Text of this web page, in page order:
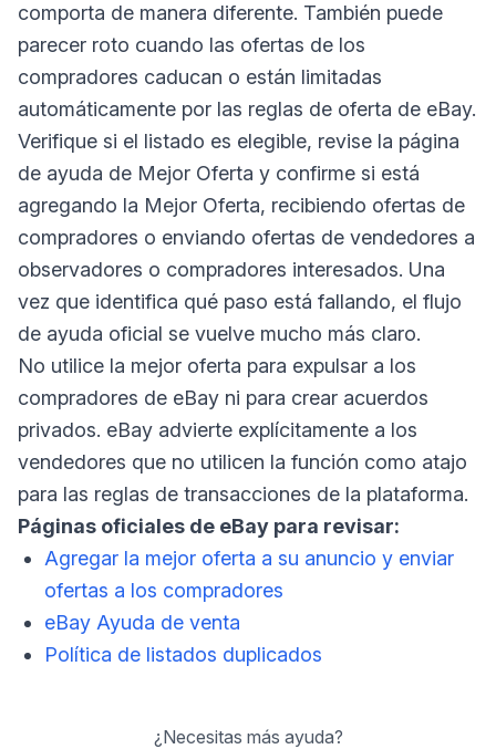
comporta de manera diferente. También puede
parecer roto cuando las ofertas de los
compradores caducan o están limitadas
automáticamente por las reglas de oferta de eBay.
Verifique si el listado es elegible, revise la página
de ayuda de Mejor Oferta y confirme si está
agregando la Mejor Oferta, recibiendo ofertas de
compradores o enviando ofertas de vendedores a
observadores o compradores interesados. Una
vez que identifica qué paso está fallando, el flujo
de ayuda oficial se vuelve mucho más claro.
No utilice la mejor oferta para expulsar a los
compradores de eBay ni para crear acuerdos
privados. eBay advierte explícitamente a los
vendedores que no utilicen la función como atajo
para las reglas de transacciones de la plataforma.
Páginas oficiales de eBay para revisar:
Agregar la mejor oferta a su anuncio y enviar
ofertas a los compradores
eBay Ayuda de venta
Política de listados duplicados
¿Necesitas más ayuda?